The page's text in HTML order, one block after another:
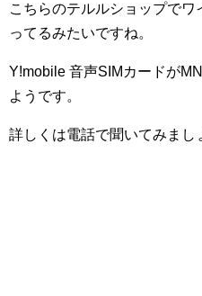
こちらのテルルショップで
ってるみたいですね。
Y!mobile 音声SIMカードが
ようです。
詳しくは電話で聞いてみまし